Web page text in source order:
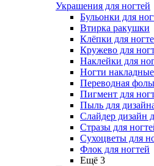
Украшения для ногтей
Бульонки для
Втирка ракушки
Клёпки для
Кружево для
Наклейки для
Ногти накладные
Переводная
Пигмент для
Пыль для
Слайдер дизайн
Стразы для
Сухоцветы для
Флок для ногтей
Ещё 3